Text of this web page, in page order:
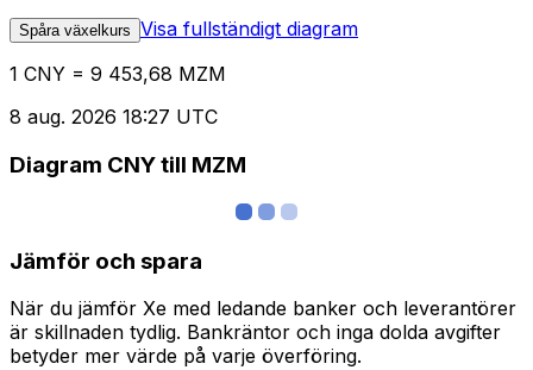
Spåra växelkurs Visa fullständigt diagram
1 CNY = 9 453,68 MZM
8 aug. 2026 18:27 UTC
Diagram CNY till MZM
Jämför och spara
När du jämför Xe med ledande banker och leverantörer
är skillnaden tydlig. Bankräntor och inga dolda avgifter
betyder mer värde på varje överföring.